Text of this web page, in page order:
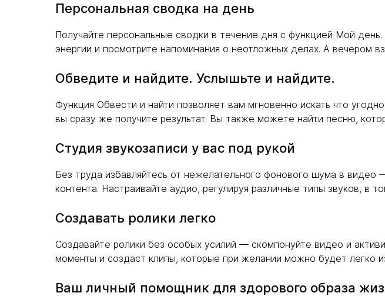
Персональная сводка на день
Получайте персональные сводки в течение дня с функцией Мой
энергии и посмотрите напоминания о неотложных делах. А вечером
Обведите и найдите. Услышьте и найдите.
Функция Обвести и найти позволяет вам мгновенно искать что
вы сразу же получите результат. Вы также можете найти песню,
Студия звукозаписи у вас под рукой
Без труда избавляйтесь от нежелательного фонового шума в
контента. Настраивайте аудио, регулируя различные типы звуков, в
Создавать ролики легко
Создавайте ролики без особых усилий — скомпонуйте видео и
моменты и создаст клипы, которые при желании можно будет легко
Ваш личный помощник для здорового образа